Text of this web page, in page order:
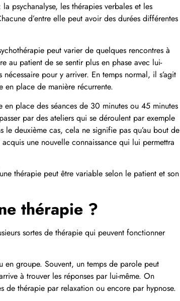
psychanalyse, les thérapies verbales et les
d’entre elle peut avoir des durées différentes
peut varier de quelques rencontres à
au patient de se sentir plus en phase avec lui-
pour y arriver. En temps normal, il s’agit
place de manière récurrente.
place des séances de 30 minutes ou 45 minutes
par des ateliers qui se déroulent par exemple
le deuxième cas, cela ne signifie pas qu’au bout de
une nouvelle connaissance qui lui permettra
thérapie peut être variable selon le patient et son
thérapie ?
sortes de thérapie qui peuvent fonctionner
en groupe. Souvent, un temps de parole peut
à trouver les réponses par lui-même. On
de thérapie par relaxation ou encore par hypnose.